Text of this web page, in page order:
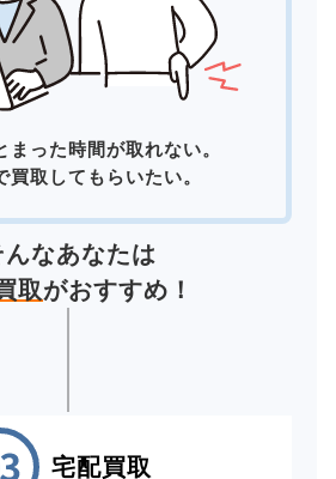
まった時間が取れない。
買取してもらいたい。
んなあなたは
取がおすすめ！
宅配買取